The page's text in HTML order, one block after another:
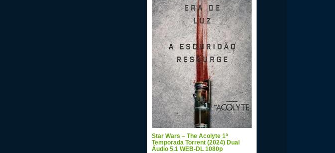
Star Wars – The Acolyte 1ª
Temporada Torrent (2024) Dual
Áudio 5.1 WEB-DL 1080p